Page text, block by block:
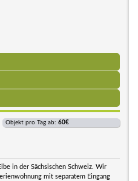
Objekt pro Tag ab: 60€
in der Sächsischen Schweiz. Wir
mit separatem Eingang